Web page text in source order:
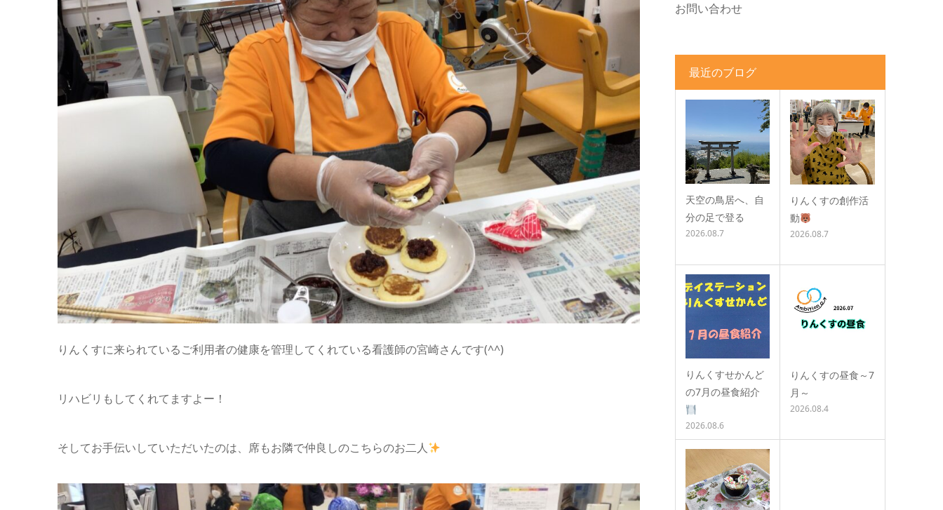
りんくすに来られているご利用者の健康を管理してくれている看護師の宮崎さんです(^^)
リハビリもしてくれてますよー！
そしてお手伝いしていただいたのは、席もお隣で仲良しのこちらのお二人
お問い合わせ
最近のブログ
天空の鳥居へ、自
分の足で登る
2026.08.7
りんくすの創作活
動
2026.08.7
りんくすせかんど
の7月の昼食紹介
2026.08.6
りんくすの昼食～7
月～
2026.08.4